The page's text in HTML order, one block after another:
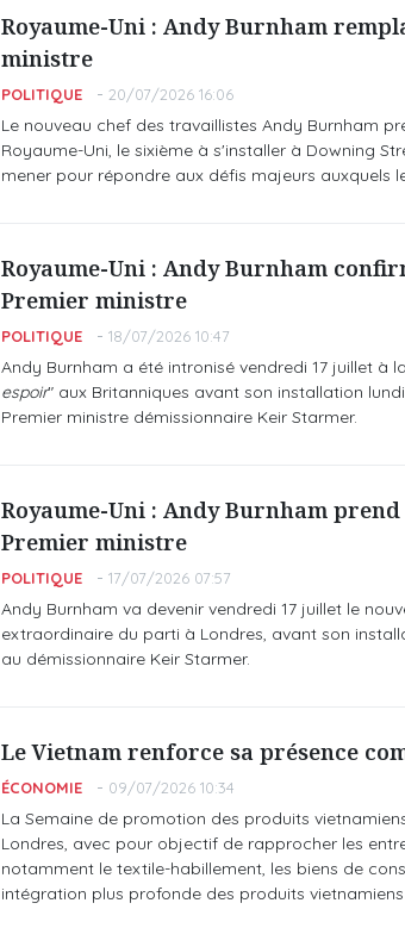
Royaume-Uni : Andy Burnham
ministre
POLITIQUE 20/07/2026 16:06
Le nouveau chef des travaillistes Andy Burnham
Royaume-Uni, le sixième à s'installer à Downing
mener pour répondre aux défis majeurs auxquels
Royaume-Uni : Andy Burnham
Premier ministre
POLITIQUE 18/07/2026 10:47
Andy Burnham a été intronisé vendredi 17 juillet à
espoir" aux Britanniques avant son installation
Premier ministre démissionnaire Keir Starmer.
Royaume-Uni : Andy Burnham
Premier ministre
POLITIQUE 17/07/2026 07:57
Andy Burnham va devenir vendredi 17 juillet le
extraordinaire du parti à Londres, avant son
au démissionnaire Keir Starmer.
Le Vietnam renforce sa présence
ÉCONOMIE 09/07/2026 10:34
La Semaine de promotion des produits
Londres, avec pour objectif de rapprocher les
notamment le textile-habillement, les biens de
intégration plus profonde des produits